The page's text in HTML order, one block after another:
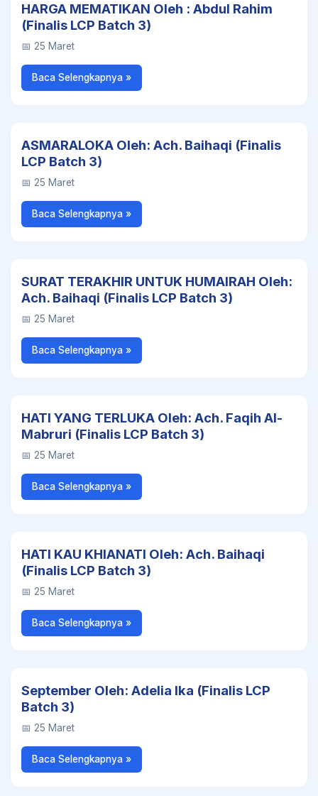
HARGA MEMATIKAN Oleh : Abdul Rahim
(Finalis LCP Batch 3)
📅 25 Maret
Baca Selengkapnya »
ASMARALOKA Oleh: Ach. Baihaqi (Finalis
LCP Batch 3)
📅 25 Maret
Baca Selengkapnya »
SURAT TERAKHIR UNTUK HUMAIRAH Oleh:
Ach. Baihaqi (Finalis LCP Batch 3)
📅 25 Maret
Baca Selengkapnya »
HATI YANG TERLUKA Oleh: Ach. Faqih Al-
Mabruri (Finalis LCP Batch 3)
📅 25 Maret
Baca Selengkapnya »
HATI KAU KHIANATI Oleh: Ach. Baihaqi
(Finalis LCP Batch 3)
📅 25 Maret
Baca Selengkapnya »
September Oleh: Adelia Ika (Finalis LCP
Batch 3)
📅 25 Maret
Baca Selengkapnya »